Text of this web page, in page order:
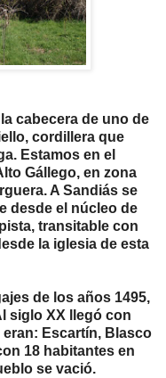
cabecera de uno de
cordillera que
Estamos en el
Gállego, en zona
A Sandiás se
desde el núcleo de
transitable con
la iglesia de esta
de los años 1495,
siglo XX llegó con
Escartín, Blasco
18 habitantes en
se vació.